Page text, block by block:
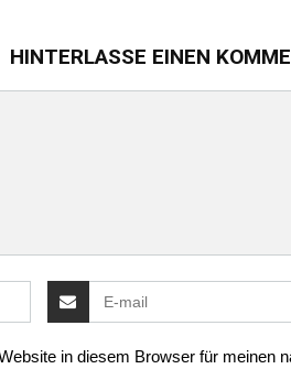
HINTERLASSE EINEN
in diesem Browser für meinen